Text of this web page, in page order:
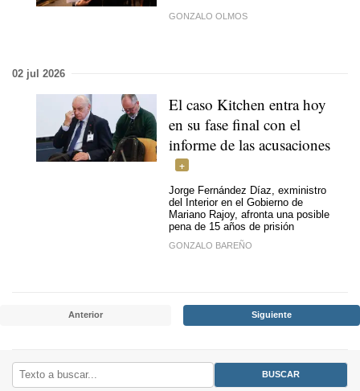
GONZALO OLMOS
02 jul 2026
El caso Kitchen entra hoy
en su fase final con el
informe de las acusaciones
Jorge Fernández Díaz, exministro
del Interior en el Gobierno de
Mariano Rajoy, afronta una posible
pena de 15 años de prisión
GONZALO BAREÑO
Anterior Siguiente